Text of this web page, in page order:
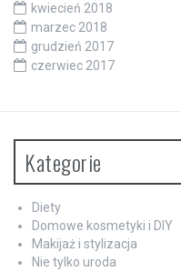
kwiecień 2018
marzec 2018
grudzień 2017
czerwiec 2017
Kategorie
Diety
Domowe kosmetyki i DIY
Makijaż i stylizacja
Nie tylko uroda